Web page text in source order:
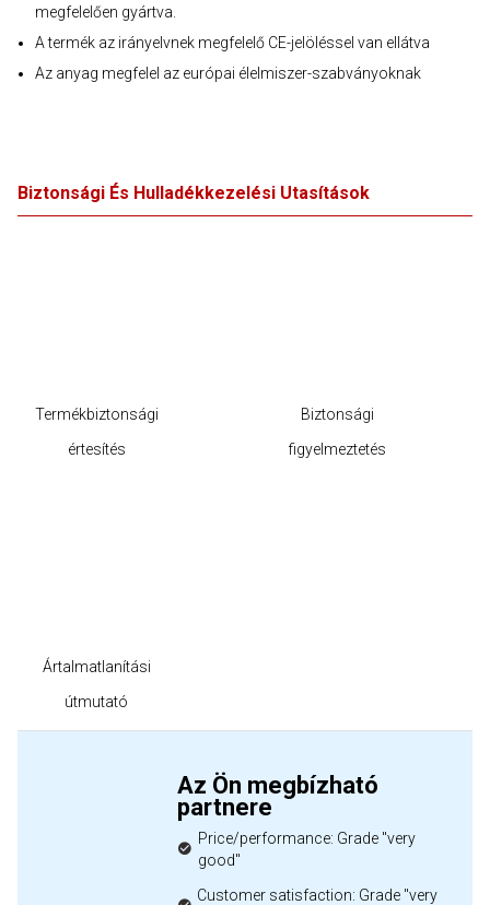
megfelelően gyártva.
A termék az irányelvnek megfelelő CE-jelöléssel van ellátva
Az anyag megfelel az európai élelmiszer-szabványoknak
Biztonsági És Hulladékkezelési Utasítások
Termékbiztonsági
értesítés
Biztonsági
figyelmeztetés
Ártalmatlanítási
útmutató
Az Ön megbízható
partnere
Price/performance: Grade "very
good"
Customer satisfaction: Grade "very